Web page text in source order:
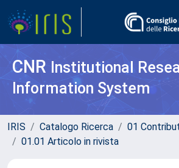
CNR Institutional
Information System
IRIS Catalogo Ricerca
01
01.01 Articolo in rivista